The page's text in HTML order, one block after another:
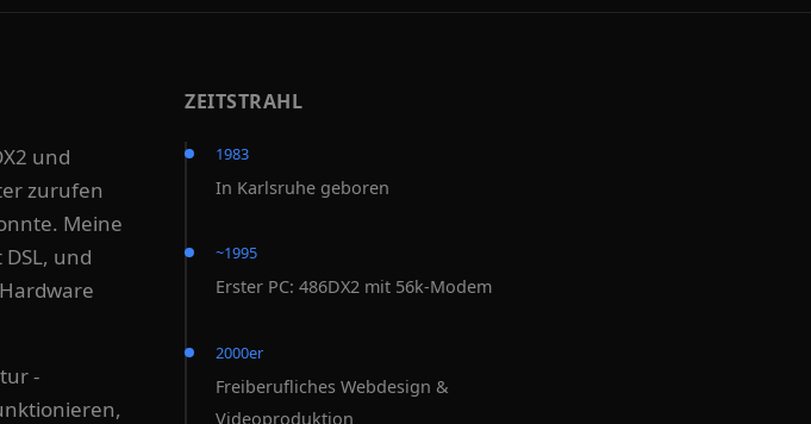
und
zurufen
Meine
und
-
ZEITSTRAHL
1983
In Karlsruhe geboren
~1995
Erster PC: 486DX2 mit 56k-Modem
2000er
Freiberufliches Webdesign &
Videoproduktion